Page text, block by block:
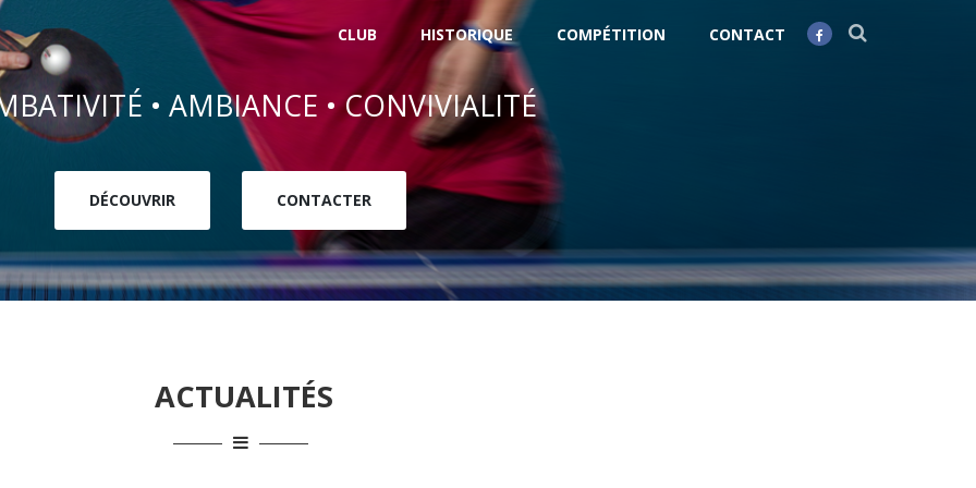
CLUB HISTORIQUE COMPÉTITION CONTACT
• AMBIANCE • CONVIVIALITÉ
DÉCOUVRIR CONTACTER
ACTUALITÉS